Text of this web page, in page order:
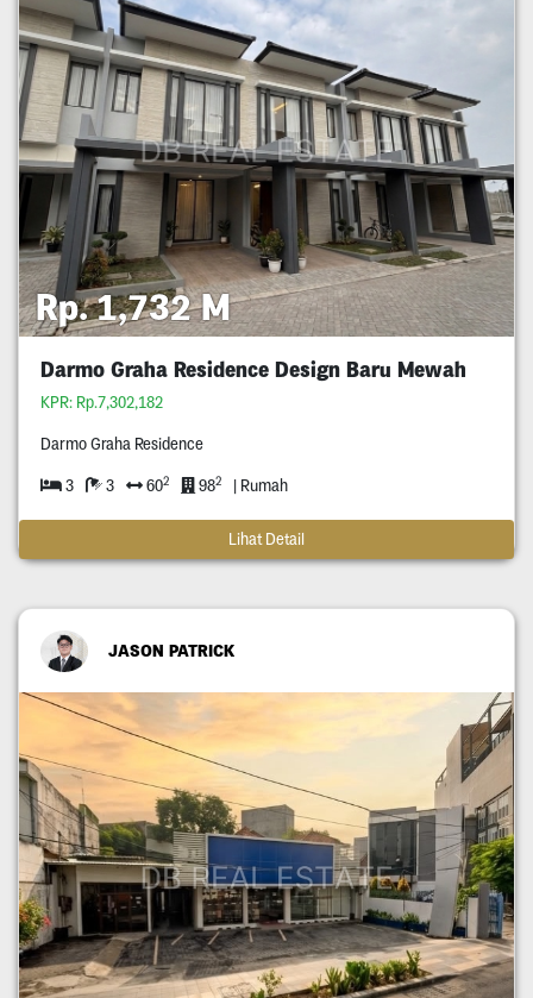
Rp. 1,732 M
Darmo Graha Residence Design Baru Mewah
KPR: Rp.7,302,182
Darmo Graha Residence
3 3 602 982 | Rumah
Lihat Detail
JASON PATRICK